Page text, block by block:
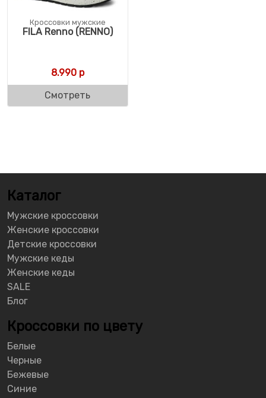
Кроссовки мужские
FILA Renno (RENNO)
8.990р
Смотреть
Каталог
Мужские кроссовки
Женские кроссовки
Детские кроссовки
Мужские кеды
Женские кеды
SALE
Блог
Кроссовки по цвету
Белые
Черные
Бежевые
Синие